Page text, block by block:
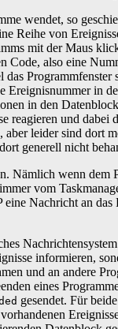
wendet, so
Reihe von
mit der Maus
Code, also eine
Ereignisnummer in
in den
reagieren und dabei
aber leider sind dort
generell nicht
Nämlich wenn dem
vom
Nachricht an
informieren,
und an andere
eines
gesendet. Für